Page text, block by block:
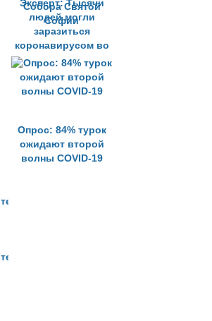
Эксперт: Тысячи
людей могли
заразиться
коронавирусом во
время открытия
Собора Святой
Софии
Опрос: 84% турок
ожидают второй
волны COVID-19